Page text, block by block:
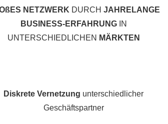
NETZWERK DURCH JAHRELANGE
BUSINESS-ERFAHRUNGIN
UNTERSCHIEDLICHEN MÄRKTEN
Diskrete Vernetzung unterschiedlicher
Geschäftspartner